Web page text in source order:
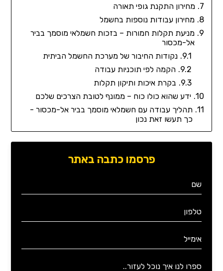
מחירון התקנת גופי תאורה
מחירון עבודות נוספות בחשמל
מניעת תקלות חמורות – בזכות חשמלאי מוסמך בביר
אל-מכסור
נקודות החיבור של מערכת החשמל הביתית
הקמה לפי תוכניות עבודה
בקרת איכות ותיקון תקלות
ידע שהוא כולו כוח – ממונף לטובת הצרכים שלכם
תהליך עבודה עם חשמלאי מוסמך בביר אל-מכסור -
כך תעשו זאת נכון
פרסמו כתבה באתר